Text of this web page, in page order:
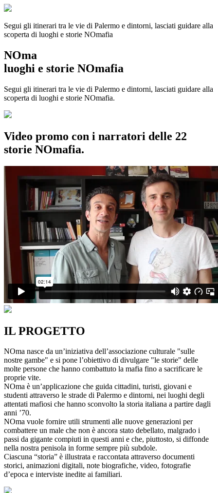
Segui gli itinerari tra le vie di Palermo e dintorni, lasciati guidare alla
scoperta di luoghi e storie NOmafia
NOma
luoghi e storie NOmafia
Segui gli itinerari tra le vie di Palermo e dintorni, lasciati guidare alla
scoperta di luoghi e storie NOmafia.
Video promo con i narratori delle 22
storie NOmafia.
IL PROGETTO
NOma nasce da un’iniziativa dell’associazione culturale "sulle
nostre gambe" e si pone l’obiettivo di divulgare "le storie" delle
molte persone che hanno combattuto la mafia fino a sacrificare le
proprie vite.
NOma è un’applicazione che guida cittadini, turisti, giovani e
studenti attraverso le strade di Palermo e dintorni, nei luoghi degli
attentati mafiosi che hanno sconvolto la storia italiana a partire dagli
anni ’70.
NOma vuole fornire utili strumenti alle nuove generazioni per
combattere un male che non è ancora stato debellato, malgrado i
passi da gigante compiuti in questi anni e che, piuttosto, si diffonde
nella nostra penisola in forme sempre più subdole.
Ciascuna “storia” è illustrata e raccontata attraverso documenti
storici, animazioni digitali, note biografiche, video, fotografie
d’epoca e interviste inedite ai familiari.